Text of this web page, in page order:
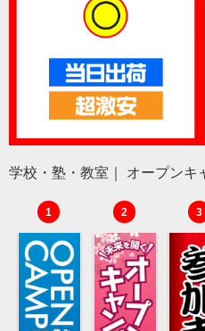
学校・塾・教室｜ オープンキ
1 2 3